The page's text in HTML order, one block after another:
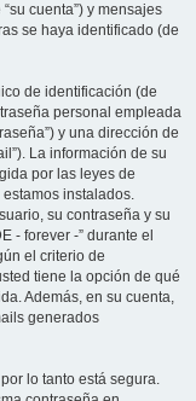
cuenta”) y mensajes
se haya identificado (de
de identificación (de
personal empleada
y una dirección de
La información de su
por las leyes de
instalados.
su contraseña y su
- forever -” durante el
el criterio de
tiene la opción de qué
Además, en su cuenta,
generados
lo tanto está segura.